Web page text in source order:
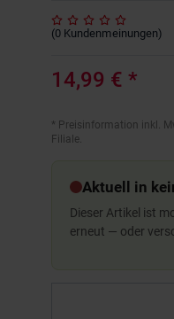
(0 Kundenmeinungen)
14,99 € *
* Preisinformation inkl.
Filiale.
Aktuell in
Dieser Artikel ist
erneut — oder